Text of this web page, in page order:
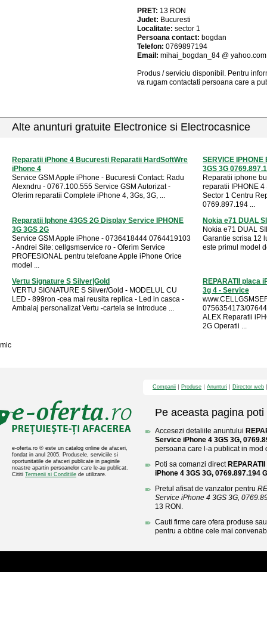
PRET: 13 RON
Judet: Bucuresti
Localitate: sector 1
Persoana contact: bogdan
Telefon: 0769897194
Email: mihai_bogdan_84 @ yahoo.com
Produs / serviciu disponibil . Pentru
va rugam contactati persoana care a
Alte anunturi gratuite Electronice si Electrocasnice
Reparatii iPhone 4 Bucuresti Reparatii HardSoftWre
iPhone 4
Service GSM Apple iPhone - Bucuresti Contact: Radu
Alexndru - 0767.100.555 Service GSM Autorizat -
Oferim reparatii Complete iPhone 4, 3Gs, 3G, ...
SERVICE
3GS 3G
Reparatii iphone
reparatii IPHONE
Sector 1 Centru
0769.897.194 ...
Reparatii Iphone 43GS 2G Display Service IPHONE
3G 3GS 2G
Service GSM Apple iPhone - 0736418444 0764419103
- Andrei Site: cellgsmservice ro - Oferim Service
PROFESIONAL pentru telefoane Apple iPhone Orice
model ...
Nokia e71 DUAL
Nokia e71 DUAL
Garantie scrisa 12
este primul model
Vertu Signature S Silver|Gold
VERTU SIGNATURE S Silver/Gold - MODELUL CU
LED - 899ron -cea mai reusita replica - Led in casca -
Ambalaj personalizat Vertu -cartela se introduce ...
REPARATII placa
3g 4 - Service
0756354173/
ALEX Reparatii
2G Operatii ...
mic
e-oferta.ro ® este un catalog online de afaceri,
fondat in anul 2005. Produsele, serviciile si
oportunitatile de afaceri publicate in paginile
noastre apartin persoanelor care le-au publicat.
Cititi Termenii si Conditiile de utilizare.
Companii Produse Anunturi Director web
Pe aceasta pagina poti
Accesezi detaliile anuntului
Service iPhone 4 3GS 3G,
persoana care l-a publicat in mod
Poti sa comanzi direct
iPhone 4 3GS 3G, 0769.897.194
Pretul afisat de vanzator pentru
Service iPhone 4 3GS 3G,
13 RON.
Cauti firme care ofera produse
pentru a obtine cele mai